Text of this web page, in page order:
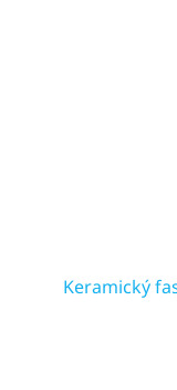
Keramický